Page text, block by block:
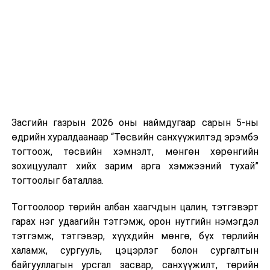
Шинэ хууль Францын зах зээлд үйлчилдэг гадаадын
дуудлагын төвүүдэд нөлөөлөхөөр байна. Тухайлбал,
Мароккогийн дуудлагын төвүүдийн орлогын 80 гаруй
хувь Францын зах зээлээс бүрддэг бөгөөд тус улсын
40–50 мянган ажлын байр эрсдэлд орж болзошгүйг
Засгийн газрын 2026 оны наймдугаар сарын 5-ны
өдрийн хуралдаанаар “Төсвийн санхүүжилтэд эрэмбэ
тогтоож, төсвийн хэмнэлт, мөнгөн хөрөнгийн
зохицуулалт хийх зарим арга хэмжээний тухай”
тогтоолыг баталлаа.
Тогтоолоор төрийн албан хаагчдын цалин, тэтгэвэрт
гарах нэг удаагийн тэтгэмж, орон нутгийн нэмэгдэл
тэтгэмж, тэтгэвэр, хүүхдийн мөнгө, бүх төрлийн
халамж, сургууль, цэцэрлэг болон сургалтын
байгууллагын урсгал засвар, санхүүжилт, төрийн